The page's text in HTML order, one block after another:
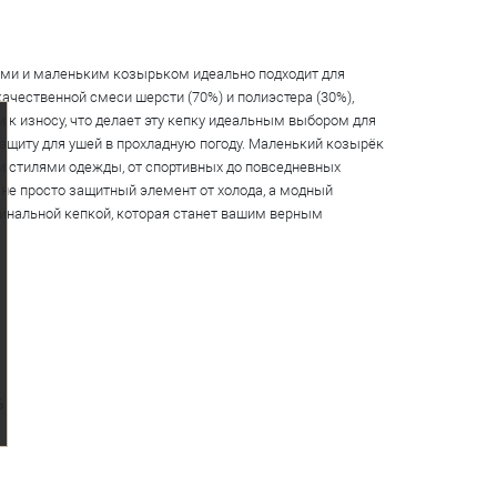
и маленьким козырьком идеально подходит для
смеси шерсти (70%) и полиэстера (30%),
к износу, что делает эту кепку идеальным выбором для
для ушей в прохладную погоду. Маленький козырёк
стилями одежды, от спортивных до повседневных
просто защитный элемент от холода, а модный
кепкой, которая станет вашим верным